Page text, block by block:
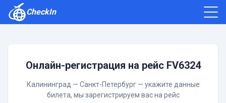
CheckIn
Онлайн-регистрация на рейс FV6324
Калининград — Санкт-Петербург — укажите данные
билета, мы зарегистрируем вас на рейс